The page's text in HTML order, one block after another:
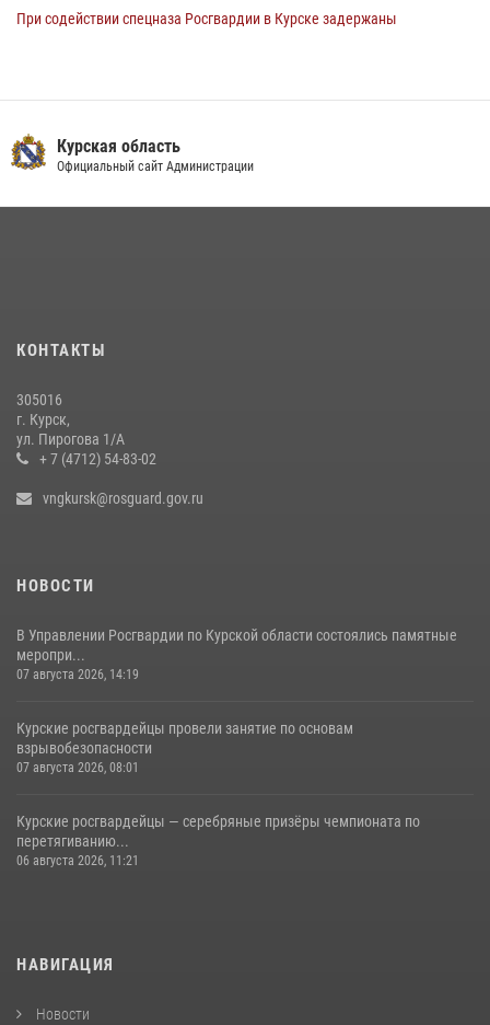
При содействии спецназа Росгвардии в Курске задержаны
первого этапа фотоконкурса «В объективе Росгвардия»
22 июля 2026, 12:38 2
Центральный округ Росгвардии отмечает 105-летие
15 июля 2026, 10:00
Курская область
Официальный сайт Администрации
КОНТАКТЫ
305016
г. Курск,
ул. Пирогова 1/А
+ 7 (4712) 54-83-02
vngkursk@rosguard.gov.ru
НОВОСТИ
В Управлении Росгвардии по Курской области состоялись памятные
меропри...
07 августа 2026, 14:19
Курские росгвардейцы провели занятие по основам
взрывобезопасности
07 августа 2026, 08:01
Курские росгвардейцы — серебряные призёры чемпионата по
перетягиванию...
06 августа 2026, 11:21
НАВИГАЦИЯ
Новости